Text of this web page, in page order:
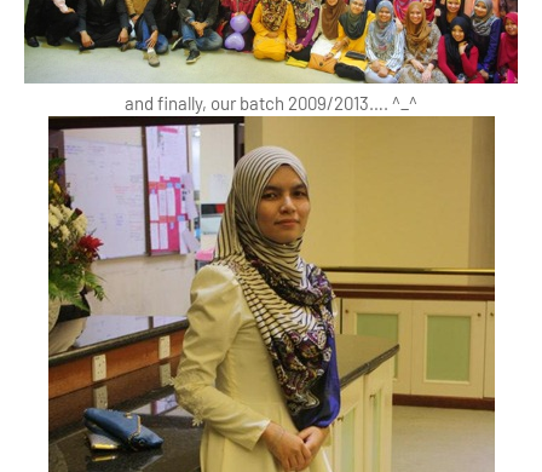
and finally, our batch 2009/2013…. ^_^